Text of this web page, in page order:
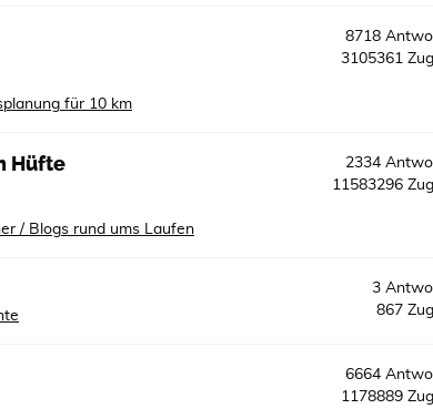
für 10 km
8718
3105361
Hüfte
/ Blogs rund ums Laufen
2334
11583296
3
867
6664
1178889